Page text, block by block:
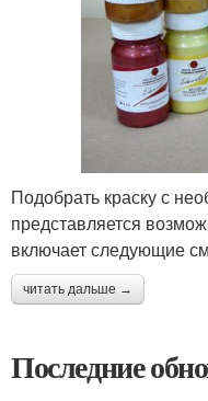
Подобрать краску с
представляется
включает следующие
читать дальше →
Последние